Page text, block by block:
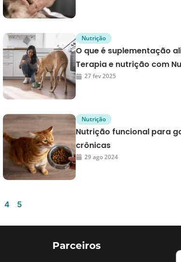
Nutrição
O que é suplementação
Terapia e nutrição com
27 fev 2025
Nutrição
Nutrição funcional para
crônicas
29 ago 2024
4 5
Parceiros